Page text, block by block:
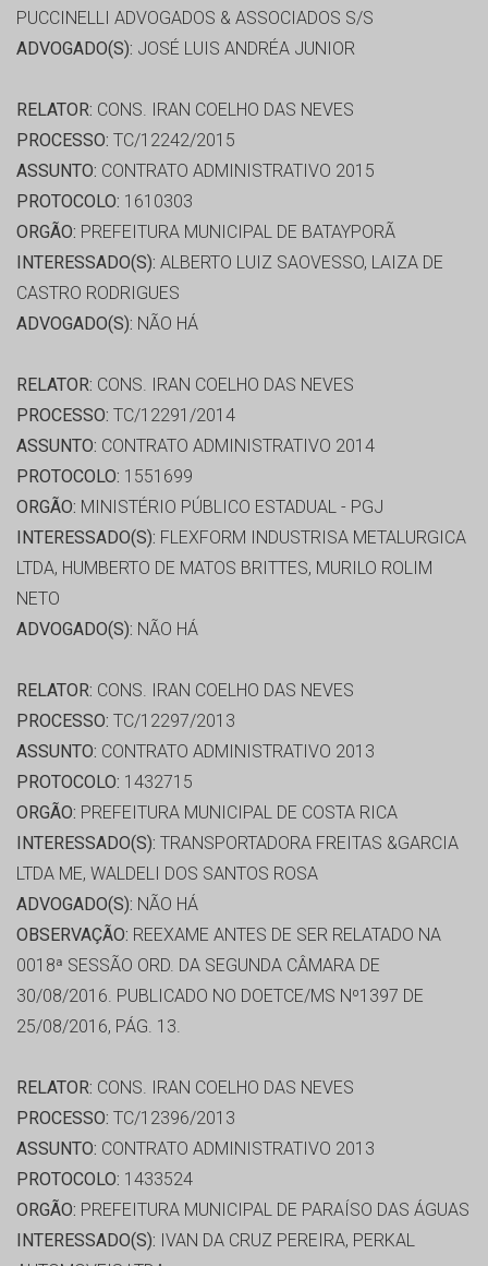
PUCCINELLI ADVOGADOS & ASSOCIADOS S/S
ADVOGADO(S): JOSÉ LUIS ANDRÉA JUNIOR
RELATOR: CONS. IRAN COELHO DAS NEVES
PROCESSO: TC/12242/2015
ASSUNTO: CONTRATO ADMINISTRATIVO 2015
PROTOCOLO: 1610303
ORGÃO: PREFEITURA MUNICIPAL DE BATAYPORÃ
INTERESSADO(S): ALBERTO LUIZ SAOVESSO, LAIZA DE
CASTRO RODRIGUES
ADVOGADO(S): NÃO HÁ
RELATOR: CONS. IRAN COELHO DAS NEVES
PROCESSO: TC/12291/2014
ASSUNTO: CONTRATO ADMINISTRATIVO 2014
PROTOCOLO: 1551699
ORGÃO: MINISTÉRIO PÚBLICO ESTADUAL - PGJ
INTERESSADO(S): FLEXFORM INDUSTRISA METALURGICA
LTDA, HUMBERTO DE MATOS BRITTES, MURILO ROLIM
NETO
ADVOGADO(S): NÃO HÁ
RELATOR: CONS. IRAN COELHO DAS NEVES
PROCESSO: TC/12297/2013
ASSUNTO: CONTRATO ADMINISTRATIVO 2013
PROTOCOLO: 1432715
ORGÃO: PREFEITURA MUNICIPAL DE COSTA RICA
INTERESSADO(S): TRANSPORTADORA FREITAS &GARCIA
LTDA ME, WALDELI DOS SANTOS ROSA
ADVOGADO(S): NÃO HÁ
OBSERVAÇÃO: REEXAME ANTES DE SER RELATADO NA
0018ª SESSÃO ORD. DA SEGUNDA CÂMARA DE
30/08/2016. PUBLICADO NO DOETCE/MS Nº1397 DE
25/08/2016, PÁG. 13.
RELATOR: CONS. IRAN COELHO DAS NEVES
PROCESSO: TC/12396/2013
ASSUNTO: CONTRATO ADMINISTRATIVO 2013
PROTOCOLO: 1433524
ORGÃO: PREFEITURA MUNICIPAL DE PARAÍSO DAS ÁGUAS
INTERESSADO(S): IVAN DA CRUZ PEREIRA, PERKAL